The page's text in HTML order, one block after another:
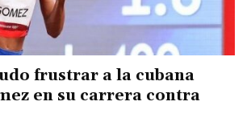
frustrar a la cubana
en su carrera contra